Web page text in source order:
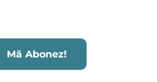
Mă Abonez!